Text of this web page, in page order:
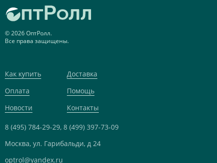
© 2026 ОптРолл.
Все права защищены.
Как купить
Доставка
Оплата
Помощь
Новости
Контакты
8 (495) 784-29-29, 8 (499) 397-73-09
Москва, ул. Гарибальди, д 24
optrol@yandex.ru